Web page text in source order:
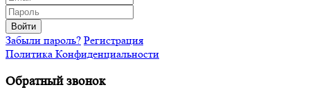
Войти
Забыли пароль? Регистрация
Политика Конфиденциальности
Обратный звонок